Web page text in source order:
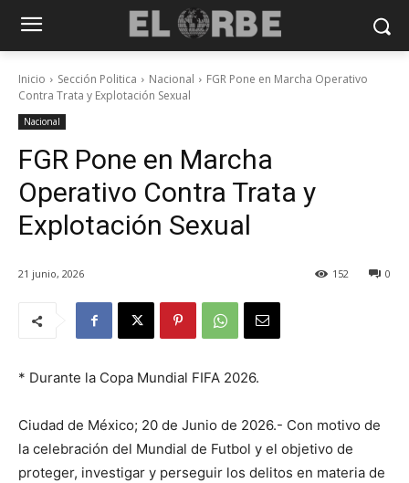
Inicio Sección Politica Nacional
FGR Pone en Marcha Operativo
Contra Trata y Explotación Sexual
Nacional
FGR Pone en Marcha
Operativo Contra Trata y
Explotación Sexual
21 junio, 2026 0
152
* Durante la Copa Mundial FIFA 2026.
Ciudad de México; 20 de Junio de 2026.- Con motivo de
la celebración del Mundial de Futbol y el objetivo de
proteger, investigar y perseguir los delitos en materia de